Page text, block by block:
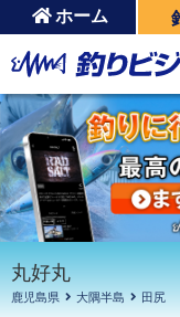
ホーム
丸好丸
鹿児島県 大隅半島 田尻
周辺の施設を見る